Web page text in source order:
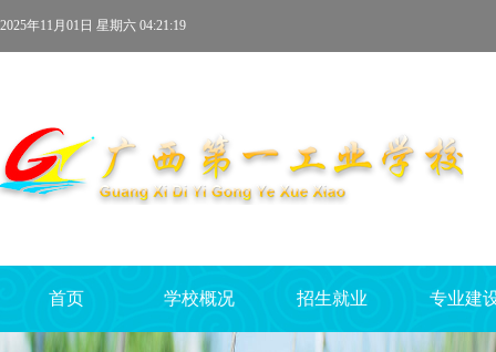
2025年11月01日 星期六 04:21:19
首页 学校概况 招生就业 专业建